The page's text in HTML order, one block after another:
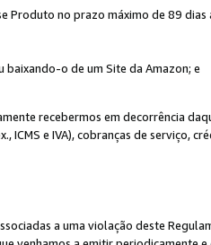
no prazo máximo de 89 dias
o de um Site da Amazon; e
recebermos em decorrência
e IVA), cobranças de serviço,
a uma violação deste